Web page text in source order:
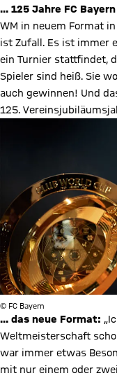
… 125 Jahre FC
WM in neuem Format
ist Zufall. Es ist immer
ein Turnier stattfindet,
Spieler sind heiß. Sie
auch gewinnen! Und
125.
© FC Bayern
… das neue Format:
Weltmeisterschaft
war immer etwas
mit nur einem oder